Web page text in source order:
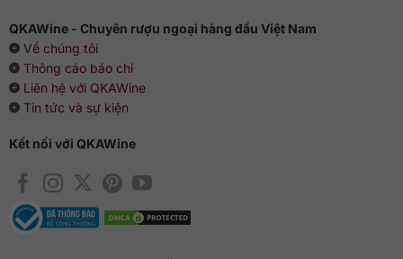
Phái mạnh nên thưởng thức nguyên chất để cảm nhận
trọn vẹn hương vị thuần khiết nhất. Nên dùng ly shot
hoặc tulip là phù hợp.
Phái nữ có thể cho một viên đá vuông vào ly tumbler, rót
tuột qua cổ họng.
chanh tươi để tạo sự đột phá về hương vị.
QKAWine - Chuyên rượu ngoại hàng đầu Việt Nam
Về chúng tôi
Thông cáo báo chí
Liên hệ với QKAWine
Tin tức và sự kiện
Kết nối với QKAWine